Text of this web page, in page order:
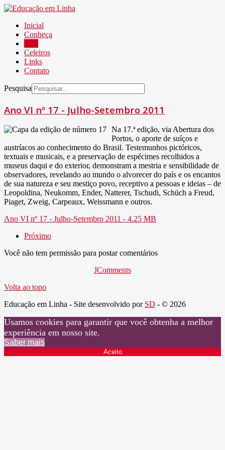
Inicial
Conheça
Celeiros
Links
Contato
Pesquisa
Ano VI nº 17 - Julho-Setembro 2011
Na 17.ª edição, via Abertura dos
Portos, o aporte de suíços e
austríacos ao conhecimento do Brasil. Testemunhos pictóricos,
textuais e musicais, e a preservação de espécimes recolhidos a
museus daqui e do exterior, demonstram a mestria e sensibilidade de
observadores, revelando ao mundo o alvorecer do país e os encantos
de sua natureza e seu mestiço povo, receptivo a pessoas e ideias – de
Leopoldina, Neukomm, Ender, Natterer, Tschudi, Schüch a Freud,
Piaget, Zweig, Carpeaux, Weissmann e outros.
Ano VI nº 17 - Julho-Setembro 2011 - 4.25 MB
Próximo
Você não tem permissão para postar comentários
JComments
Volta ao topo
Educação em Linha - Site desenvolvido por SD - © 2026
Usamos cookies para garantir que você obtenha a melhor
experiência em nosso site.
Saber mais
Aceito